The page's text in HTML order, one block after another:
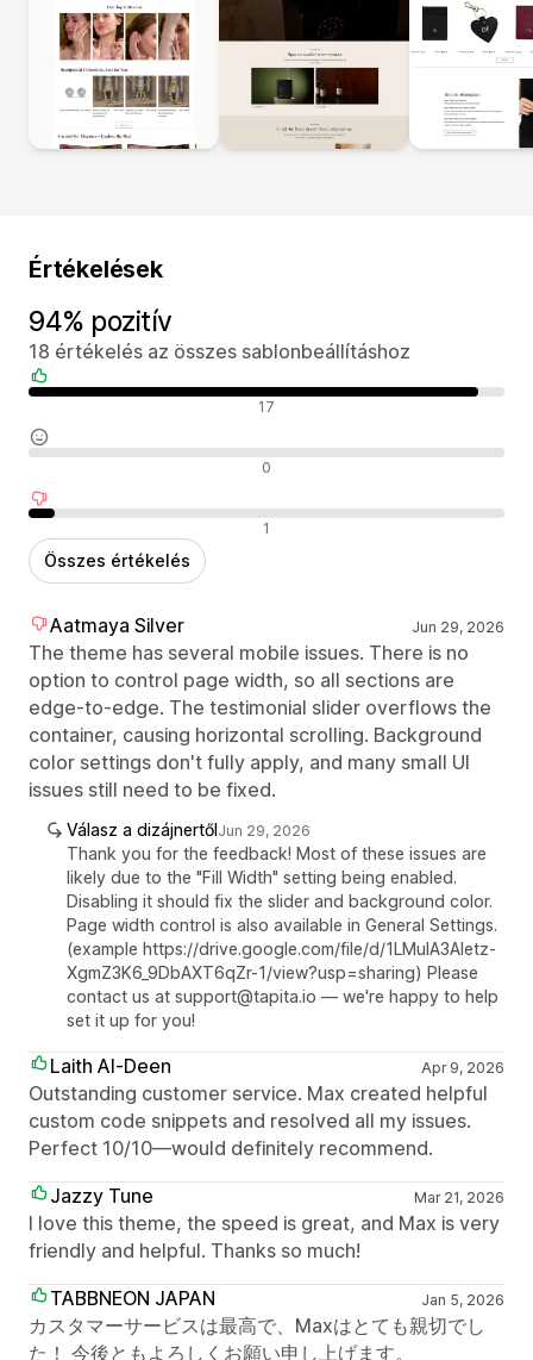
Értékelések
94% pozitív
18 értékelés az összes sablonbeállításhoz
Pozitív értékelések 17
Semleges értékelések 0
Negatív értékelések 1
Összes értékelés
Aatmaya Silver Jun 29, 2026
The theme has several mobile issues. There is no
option to control page width, so all sections are
edge-to-edge. The testimonial slider overflows the
container, causing horizontal scrolling. Background
color settings don't fully apply, and many small UI
issues still need to be fixed.
Válasz a dizájnertőlJun 29, 2026
Thank you for the feedback! Most of these issues are
likely due to the "Fill Width" setting being enabled.
Disabling it should fix the slider and background color.
Page width control is also available in General Settings.
(example https://drive.google.com/file/d/1LMuIA3Aletz-
XgmZ3K6_9DbAXT6qZr-1/view?usp=sharing) Please
contact us at support@tapita.io — we're happy to help
set it up for you!
Laith Al-Deen Apr 9, 2026
Outstanding customer service. Max created helpful
custom code snippets and resolved all my issues.
Perfect 10/10—would definitely recommend.
Jazzy Tune
Mar 21, 2026
I love this theme, the speed is great, and Max is very
friendly and helpful. Thanks so much!
TABBNEON JAPAN
Jan 5, 2026
カスタマーサービスは最高で、Maxはとても親切でし
た！ 今後ともよろしくお願い申し上げます。